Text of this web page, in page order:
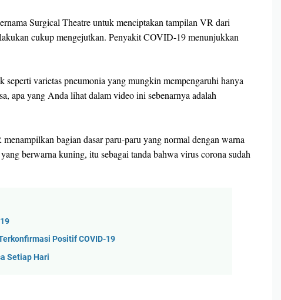
Surgical Theatre untuk menciptakan tampilan VR dari
cukup mengejutkan. Penyakit COVID-19 menunjukkan
varietas pneumonia yang mungkin mempengaruhi hanya
apa yang Anda lihat dalam video ini sebenarnya adalah
bagian dasar paru-paru yang normal dengan warna
berwarna kuning, itu sebagai tanda bahwa virus corona sudah
Positif COVID-19
Setiap Hari